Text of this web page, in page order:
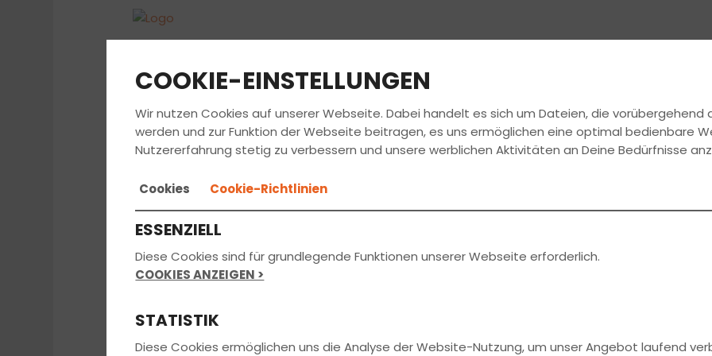
FAHRSCHULE FÜHRERSCHEIN JOBS
COOKIE-EINSTELLUNGEN
Wir nutzen Cookies auf unserer Webseite. Dabei handelt es sich um Dateien, die
werden und zur Funktion der Webseite beitragen, es uns ermöglichen eine optimal bedienbare
Nutzererfahrung stetig zu verbessern und unsere werblichen Aktivitäten an Deine Bedürfnisse
Cookies Cookie-Richtlinien
ESSENZIELL
Diese Cookies sind für grundlegende Funktionen unserer Webseite erforderlich.
COOKIES ANZEIGEN >
STATISTIK
Diese Cookies ermöglichen uns die Analyse der Website-Nutzung, um unser Angebot laufend